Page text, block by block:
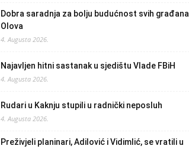
Dobra saradnja za bolju budućnost svih građana
Olova
4. Augusta 2026.
Najavljen hitni sastanak u sjedištu Vlade FBiH
4. Augusta 2026.
Rudari u Kaknju stupili u radnički neposluh
4. Augusta 2026.
Preživjeli planinari, Adilović i Vidimlić, se vratili u